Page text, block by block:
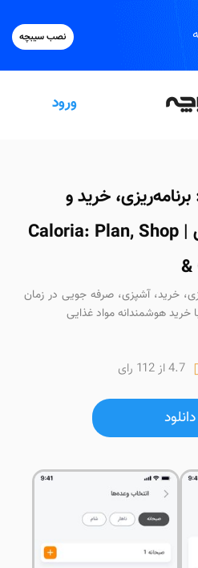
نصب سیبچه
ورود
برنامه‌ریزی، خرید و
آشپزی | Caloria: Plan, Shop
&
خرید، آشپزی، صرفه جویی در زمان
خرید هوشمندانه مواد غذایی
4.7 از 112 رای
دانلود